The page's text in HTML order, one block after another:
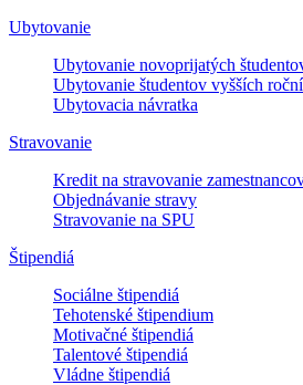
Ubytovanie
Ubytovanie novoprijatých
Ubytovanie študentov vyšších
Ubytovacia návratka
Stravovanie
Kredit na stravovanie
Objednávanie stravy
Stravovanie na SPU
Štipendiá
Sociálne štipendiá
Tehotenské štipendium
Motivačné štipendiá
Talentové štipendiá
Vládne štipendiá